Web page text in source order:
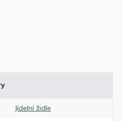
Jídelní židle